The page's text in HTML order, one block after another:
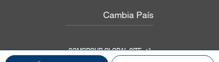
Cambia País
SCMGROUP GLOBAL SITE